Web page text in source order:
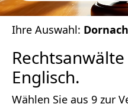
Ihre Auswahl: Dornach
Englisch.
Wählen Sie aus 9 zur